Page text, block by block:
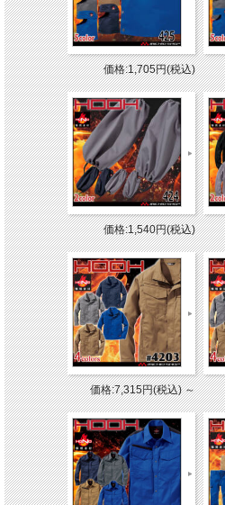
価格:1,705円(税込)
価格:1,540円(税込)
価格:7,315円(税込)～